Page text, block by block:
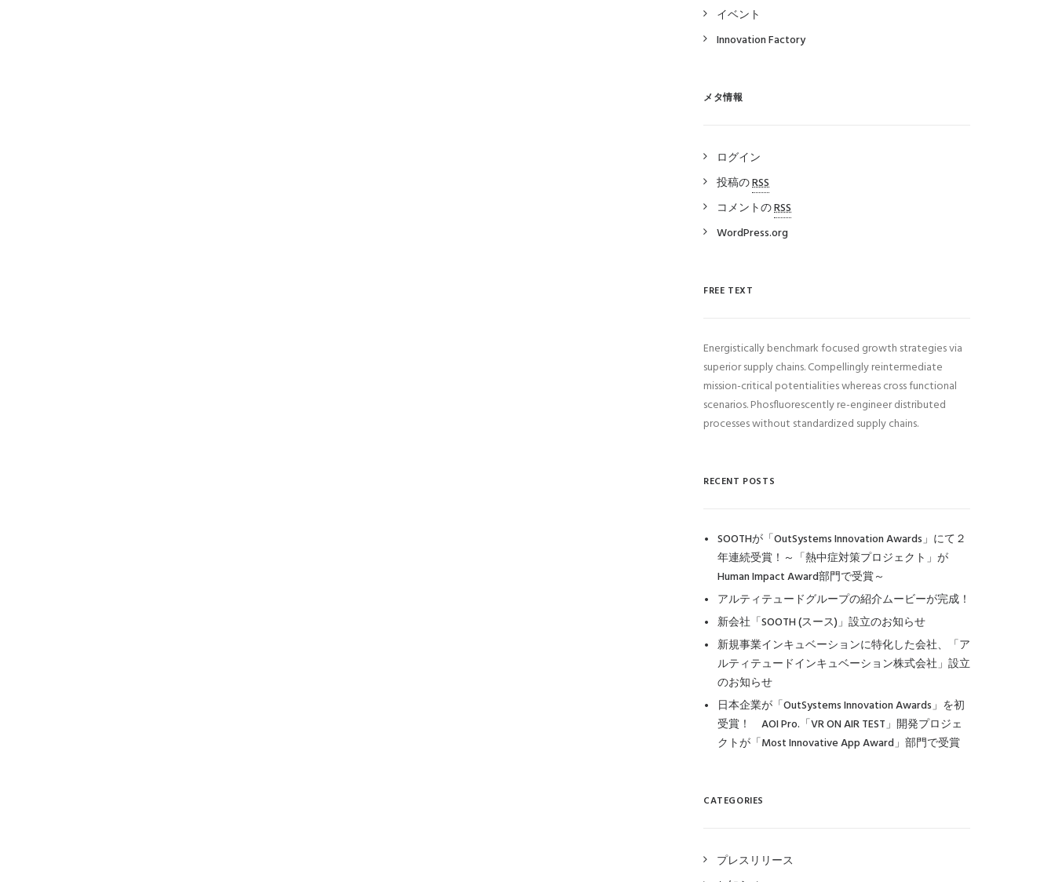
イベント
Innovation Factory
メタ情報
ログイン
投稿のRSS
コメントのRSS
WordPress.org
FREE TEXT
Energistically benchmark focused growth strategies via
superior supply chains. Compellingly reintermediate
mission-critical potentialities whereas cross functional
scenarios. Phosfluorescently re-engineer distributed
processes without standardized supply chains.
RECENT POSTS
SOOTHが「OutSystems Innovation Awards」にて２
年連続受賞！～「熱中症対策プロジェクト」が
Human Impact Award部門で受賞～
アルティテュードグループの紹介ムービーが完成！
新会社「SOOTH (スース)」設立のお知らせ
新規事業インキュベーションに特化した会社、「ア
ルティテュードインキュベーション株式会社」設立
のお知らせ
日本企業が「OutSystems Innovation Awards」を初
受賞！ AOI Pro.「VR ON AIR TEST」開発プロジェ
クトが「Most Innovative App Award」部門で受賞
CATEGORIES
プレスリリース